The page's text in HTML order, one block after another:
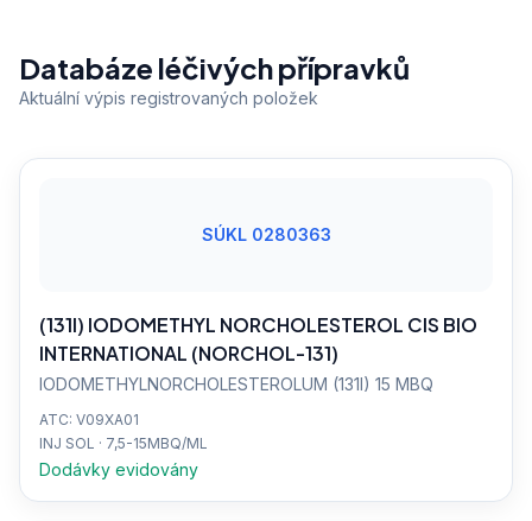
Databáze léčivých přípravků
Aktuální výpis registrovaných položek
SÚKL 0280363
(131I) IODOMETHYL NORCHOLESTEROL CIS BIO
INTERNATIONAL (NORCHOL-131)
IODOMETHYLNORCHOLESTEROLUM (131I) 15 MBQ
ATC: V09XA01
INJ SOL · 7,5-15MBQ/ML
Dodávky evidovány